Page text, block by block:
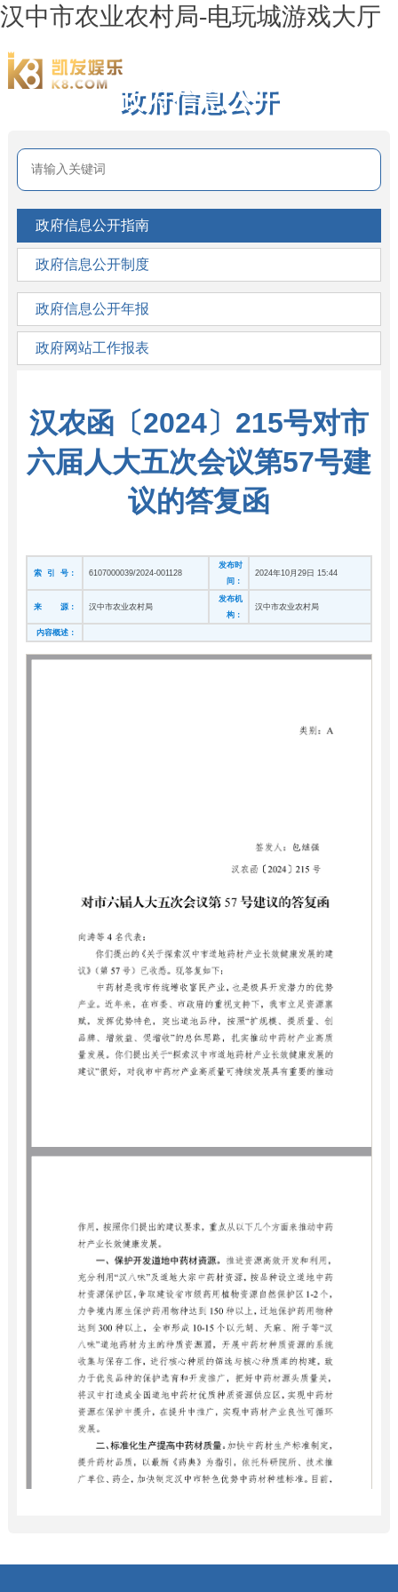
汉中市农业农村局-电玩城游戏大厅
政府信息公开
政府信息公开指南
政府信息公开制度
政府信息公开年报
政府网站工作报表
汉农函〔2024〕215号对市
六届人大五次会议第57号建
议的答复函
索 引 号： 6107000039/2024-001128
发布时
间：
2024年10月29日 15:44
来 源： 汉中市农业农村局
发布机
构：
汉中市农业农村局
内容概述：